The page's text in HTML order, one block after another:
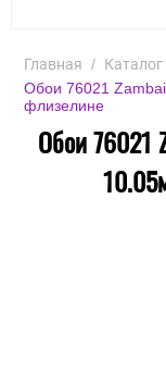
Главная /
Обои 76021
флизелине
Обои 76021